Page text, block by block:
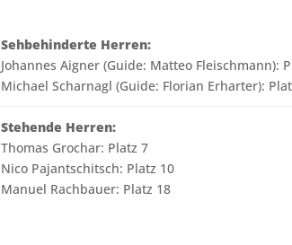
Sehbehinderte Herren:
Johannes Aigner (Guide: Matteo Fleischmann):
Michael Scharnagl (Guide: Florian Erharter):
Stehende Herren:
Thomas Grochar: Platz 7
Nico Pajantschitsch: Platz 10
Manuel Rachbauer: Platz 18